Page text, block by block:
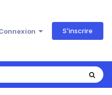
S’inscrire